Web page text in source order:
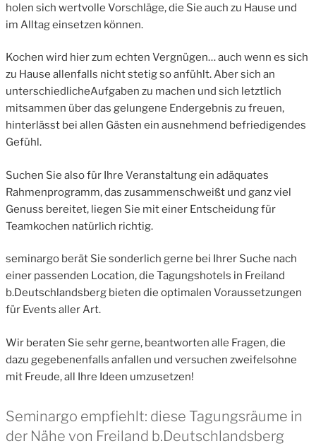
holen sich wertvolle Vorschläge, die Sie auch zu Hause und
im Alltag einsetzen können.
Kochen wird hier zum echten Vergnügen… auch wenn es sich
zu Hause allenfalls nicht stetig so anfühlt. Aber sich an
unterschiedlicheAufgaben zu machen und sich letztlich
mitsammen über das gelungene Endergebnis zu freuen,
hinterlässt bei allen Gästen ein ausnehmend befriedigendes
Gefühl.
Suchen Sie also für Ihre Veranstaltung ein adäquates
Rahmenprogramm, das zusammenschweißt und ganz viel
Genuss bereitet, liegen Sie mit einer Entscheidung für
Teamkochen natürlich richtig.
seminargo berät Sie sonderlich gerne bei Ihrer Suche nach
einer passenden Location, die Tagungshotels in Freiland
b.Deutschlandsberg bieten die optimalen Voraussetzungen
für Events aller Art.
Wir beraten Sie sehr gerne, beantworten alle Fragen, die
dazu gegebenenfalls anfallen und versuchen zweifelsohne
mit Freude, all Ihre Ideen umzusetzen!
Seminargo empfiehlt: diese Tagungsräume in
der Nähe von Freiland b.Deutschlandsberg